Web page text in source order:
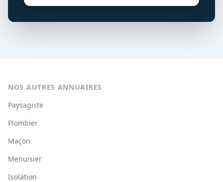
NOS AUTRES ANNUAIRES
Paysagiste
Plombier
Maçon
Menuisier
Isolation